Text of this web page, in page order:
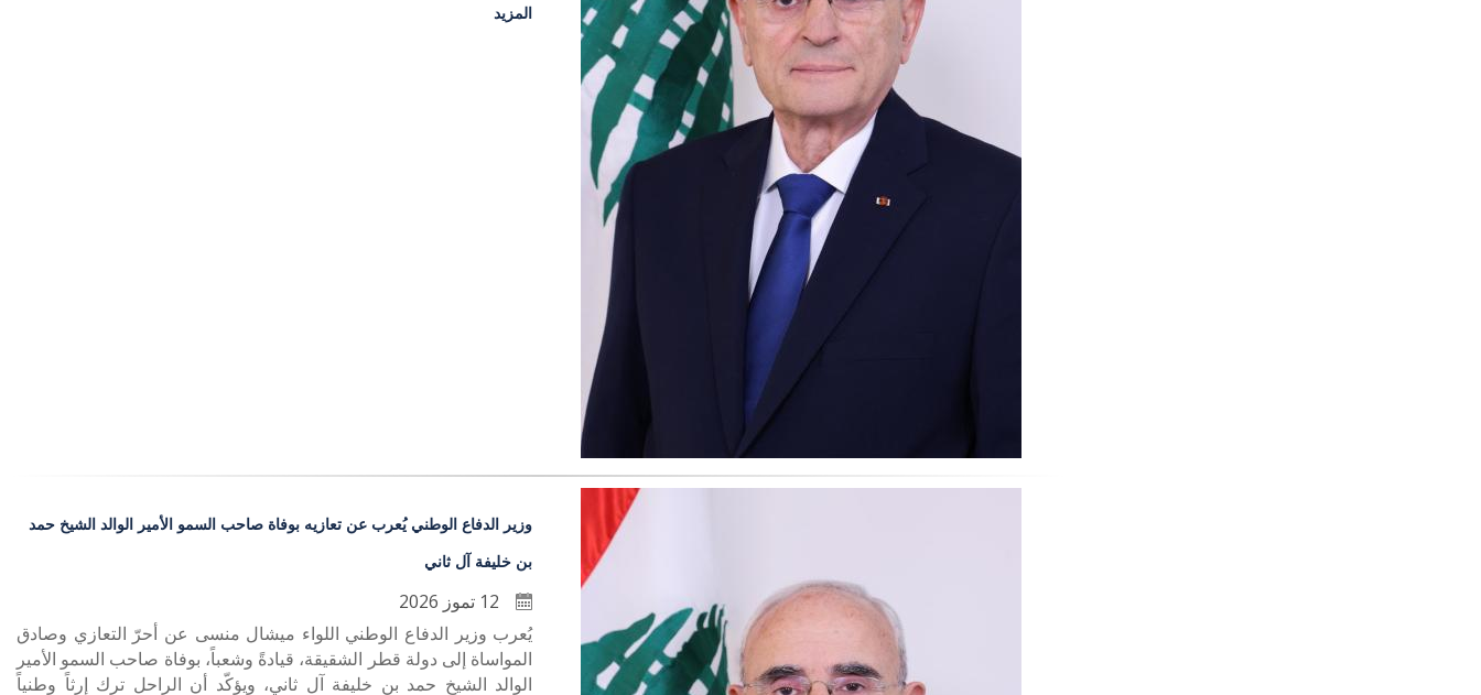
المزيد
وزير الدفاع الوطني يُعرب عن تعازيه بوفاة صاحب السمو الأمير الوالد الشيخ حمد
بن خليفة آل ثاني
يُعرب وزير الدفاع الوطني اللواء ميشال منسى عن أحرّ التعازي وصادق
المواساة إلى دولة قطر الشقيقة، قيادةً وشعباً، بوفاة صاحب السمو الأمير
الوالد الشيخ حمد بن خليفة آل ثاني، ويؤكّد أن الراحل ترك إرثاً وطنياً